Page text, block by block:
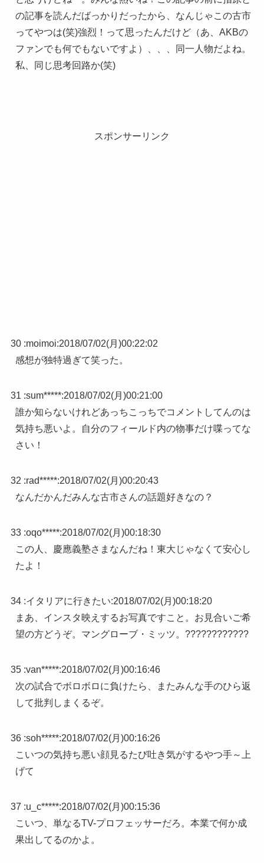
の記事を読んだばっかりだったから、なんじゃこの古市
ってやつは(笑)強烈！って思ったんだけど（あ、AKBの
ファンでも何でもないですよ）、、、同一人物だよね。
私、同じ思考回路か(笑)
スポンサーリンク
30 :moimoi:2018/07/02(月)00:22:02
感想が独特過ぎて笑った。
31 :sum*****:2018/07/02(月)00:21:00
誰か知らないけれどあっちこっちでコメントしてんのは
気持ち悪いよ。自分のフィールド内の物事だけ喋ってな
さい！
32 :rad*****:2018/07/02(月)00:20:43
なんだかんだみんな古市さんの話題好きなの？
33 :oqo*****:2018/07/02(月)00:18:30
この人、慶應義塾さまなんだね！東大じゃなくて安心し
たよ！
34 :イタリアに行きたい:2018/07/02(月)00:18:20
まあ、インスタ映えするお写真ですこと。お見合いご希
望の方どうぞ。マングローブ・ミッツ。????????????
35 :van*****:2018/07/02(月)00:16:46
次の試合でボロボロに負けたら、またみんな手のひら返
して批判しまくるぞ。
36 :soh*****:2018/07/02(月)00:16:26
こいつの気持ち悪い顔見るたび吐き気がするやつ手～上
げて
37 :u_c*****:2018/07/02(月)00:15:36
こいつ、単なるTV-プロフェッサーだろ。本業で何か成
果出してるのかよ。